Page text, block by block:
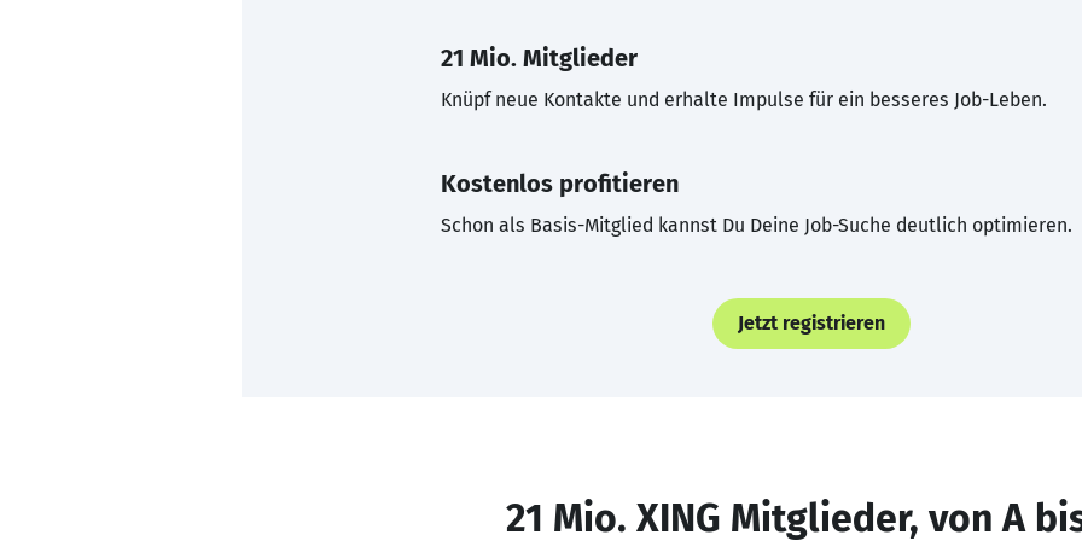
21 Mio. Mitglieder
Knüpf neue Kontakte und erhalte Impulse für ein besseres Job-Leben.
Kostenlos profitieren
Schon als Basis-Mitglied kannst Du Deine Job-Suche deutlich optimieren.
Jetzt registrieren
21 Mio. XING Mitglieder, von A